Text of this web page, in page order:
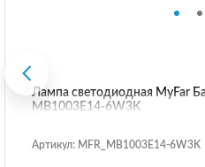
Лампа светодиодная MyFar
MB1003E14-6W3K
Артикул: MFR_MB1003E14-6W3K